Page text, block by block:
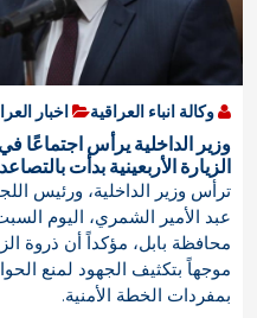
وكالة انباء العراقية اخبار
وزير الداخلية يرأس اجتماعًا
الزيارة الأربعينية بدأت بالتصاعد
ترأس وزير الداخلية، ورئيس
عبد الأمير الشمري، اليوم
محافظة بابل، مؤكداً أن ذروة
موجهاً بتكثيف الجهود لمنع
بمفردات الخطة الأمنية.